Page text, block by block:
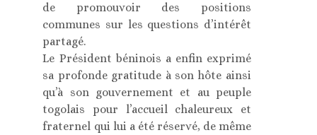
de promouvoir des positions
communes sur les questions d’intérêt
partagé.
Le Président béninois a enfin exprimé
sa profonde gratitude à son hôte ainsi
qu’à son gouvernement et au peuple
togolais pour l’accueil chaleureux et
fraternel qui lui a été réservé, de même